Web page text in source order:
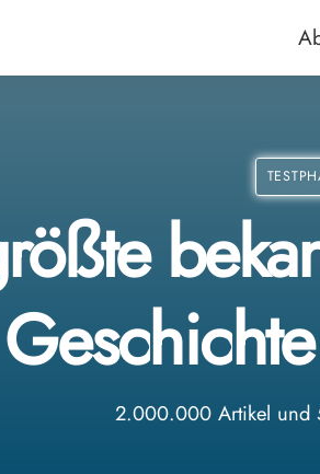
2.000.000 Artikel und